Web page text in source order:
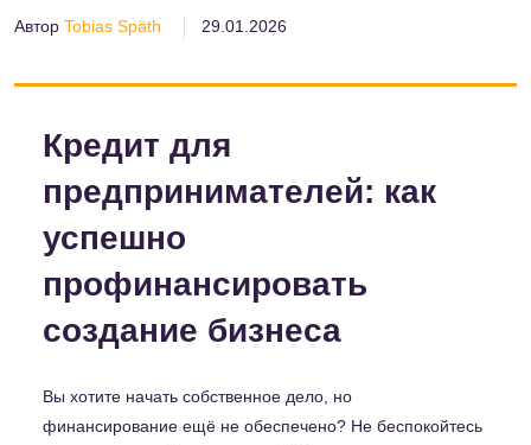
Автор Tobias Späth 29.01.2026
Кредит для
предпринимателей: как
успешно
профинансировать
создание бизнеса
Вы хотите начать собственное дело, но
финансирование ещё не обеспечено? Не беспокойтесь